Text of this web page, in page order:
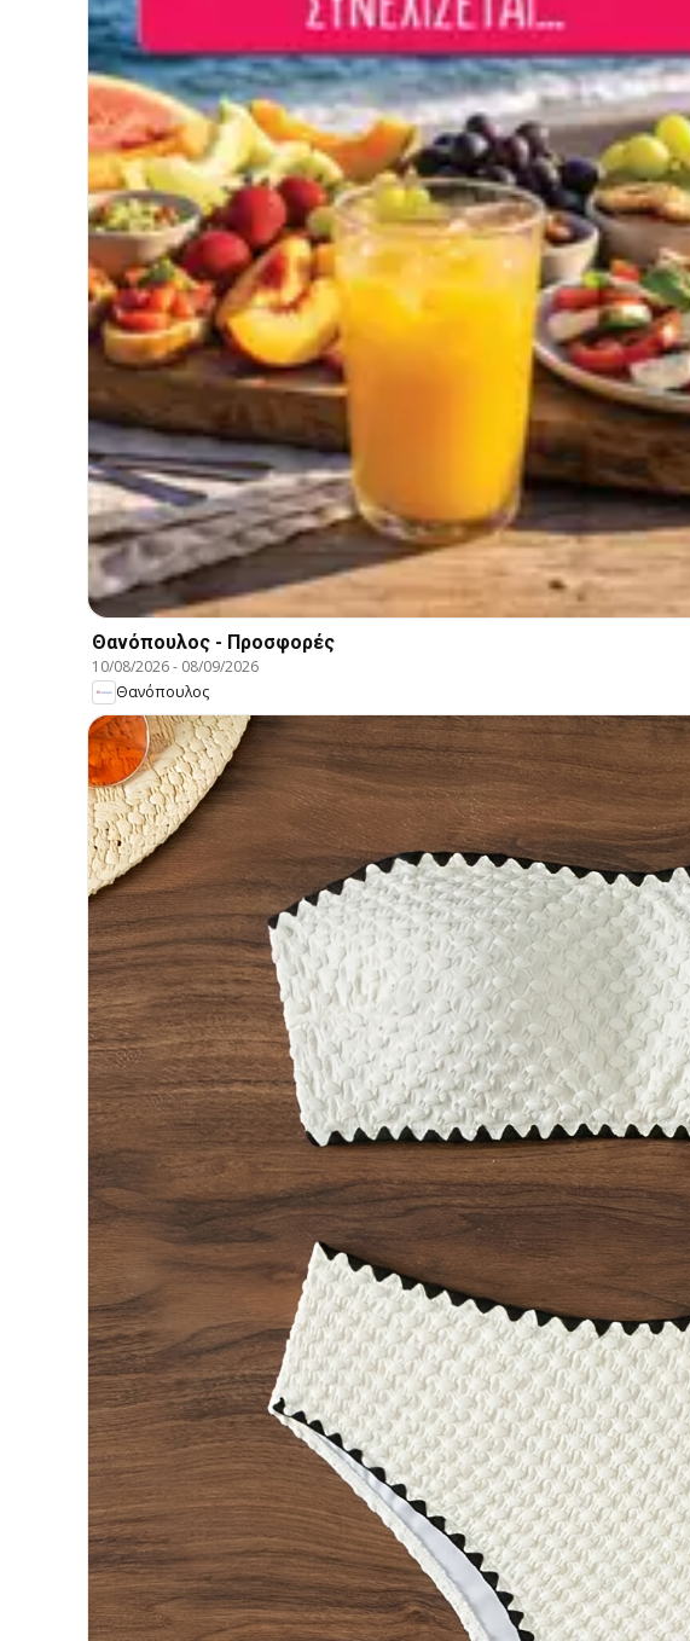
Θανόπουλος - Προσφορές
10/08/2026- 08/09/2026
Θανόπουλος